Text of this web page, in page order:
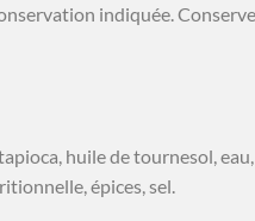
indiquée.
huile de tournesol,
épices, sel.